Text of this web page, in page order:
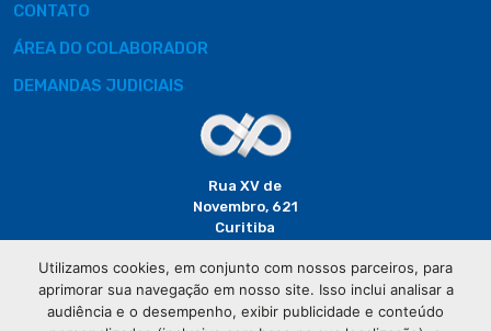
CONTATO
ÁREA DO COLABORADOR
DEMANDAS JUDICIAIS
Rua XV de
Novembro, 621
Curitiba
(41) 3320-
Utilizamos cookies, em conjunto com nossos parceiros, para
aprimorar sua navegação em nosso site. Isso inclui analisar a
audiência e o desempenho, exibir publicidade e conteúdo